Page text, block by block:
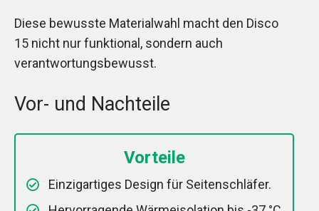
Diese bewusste Materialwahl macht den Disco
15 nicht nur funktional, sondern auch
verantwortungsbewusst.
Vor- und Nachteile
Vorteile
Einzigartiges Design für Seitenschläfer.